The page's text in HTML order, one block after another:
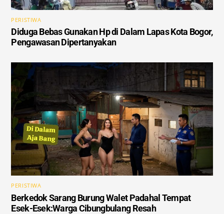
PERISTIWA
Diduga Bebas Gunakan Hp di Dalam Lapas Kota Bogor,
Pengawasan Dipertanyakan
PERISTIWA
Berkedok Sarang Burung Walet Padahal Tempat
Esek-Esek:Warga Cibungbulang Resah